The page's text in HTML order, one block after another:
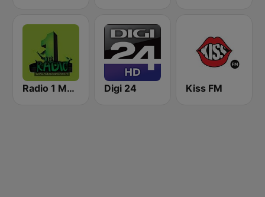
Radio 1 Manele Digi 24 Kiss FM